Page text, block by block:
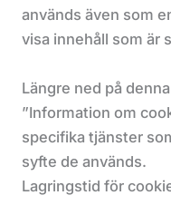
används även som
visa innehåll som är
Längre ned på
”Information om
specifika tjänster
syfte de används.
Lagringstid för